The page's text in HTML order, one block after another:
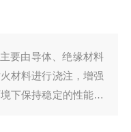
要由导体、绝缘材料
材料进行浇注，增强
下保持稳定的性能，